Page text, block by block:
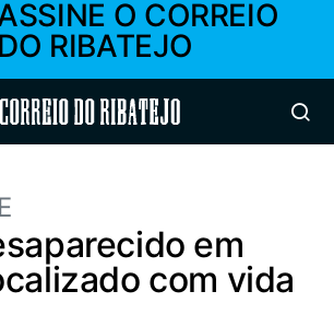
O CORREIO
DO RIBATEJO
Correio do Ribatejo
em
com vida